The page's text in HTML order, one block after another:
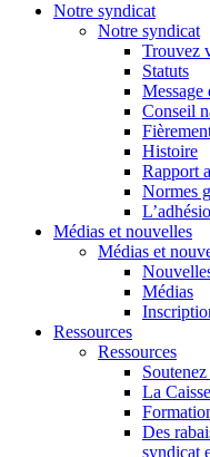
Notre syndicat
Notre syndicat
Trouvez
Statuts
Message
Conseil
Histoire
Rapport
Normes
Médias et nouvelles
Médias et
Médias
Ressources
Ressources
La
Des
syndicat